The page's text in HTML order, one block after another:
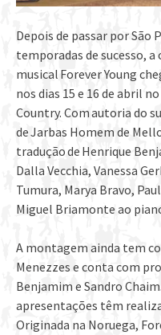
Depois de passar por São
temporadas de sucesso, a
musical Forever Young
nos dias 15 e 16 de abril
Country. Com autoria do
de Jarbas Homem de
tradução de Henrique
Dalla Vecchia, Vanessa
Tumura, Marya Bravo,
Miguel Briamonte ao
A montagem ainda tem
Menezzes e conta com
Benjamim e Sandro
apresentações têm
Originada na Noruega,